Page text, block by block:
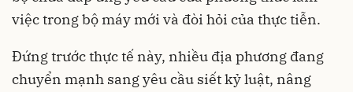
việc trong bộ máy mới và đòi hỏi của thực tiễn.
Đứng trước thực tế này, nhiều địa phương đang
chuyển mạnh sang yêu cầu siết kỷ luật, nâng